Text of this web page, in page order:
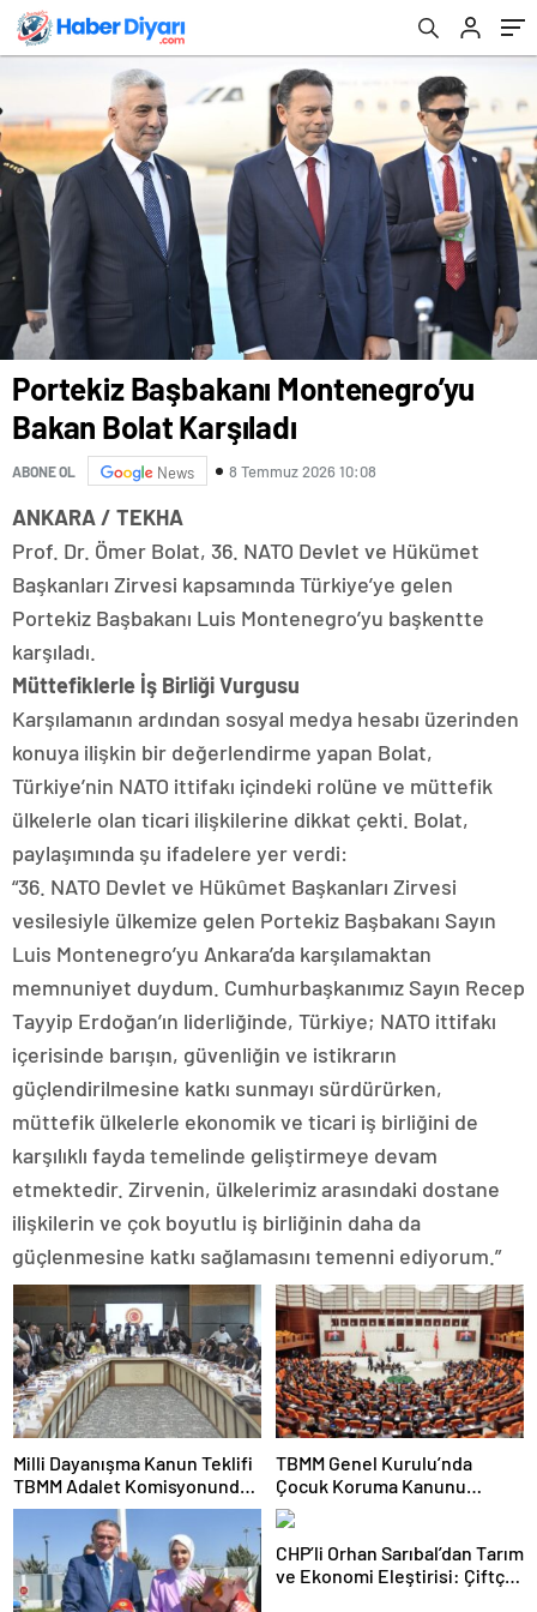
Portekiz Başbakanı Montenegro’yu
Bakan Bolat Karşıladı
ABONE OL News 8 Temmuz 2026 10:08
ANKARA / TEKHA
Prof. Dr. Ömer Bolat, 36. NATO Devlet ve Hükümet
Başkanları Zirvesi kapsamında Türkiye’ye gelen
Portekiz Başbakanı Luis Montenegro’yu başkentte
karşıladı.
Müttefiklerle İş Birliği Vurgusu
Karşılamanın ardından sosyal medya hesabı üzerinden
konuya ilişkin bir değerlendirme yapan Bolat,
Türkiye’nin NATO ittifakı içindeki rolüne ve müttefik
ülkelerle olan ticari ilişkilerine dikkat çekti. Bolat,
paylaşımında şu ifadelere yer verdi:
“36. NATO Devlet ve Hükûmet Başkanları Zirvesi
vesilesiyle ülkemize gelen Portekiz Başbakanı Sayın
Luis Montenegro’yu Ankara’da karşılamaktan
memnuniyet duydum. Cumhurbaşkanımız Sayın Recep
Tayyip Erdoğan’ın liderliğinde, Türkiye; NATO ittifakı
içerisinde barışın, güvenliğin ve istikrarın
güçlendirilmesine katkı sunmayı sürdürürken,
müttefik ülkelerle ekonomik ve ticari iş birliğini de
karşılıklı fayda temelinde geliştirmeye devam
etmektedir. Zirvenin, ülkelerimiz arasındaki dostane
ilişkilerin ve çok boyutlu iş birliğinin daha da
güçlenmesine katkı sağlamasını temenni ediyorum.”
Milli Dayanışma Kanun Teklifi
TBMM Adalet Komisyonunda
kabul edildi
TBMM Genel Kurulu’nda
Çocuk Koruma Kanunu
teklifinde yeni maddeler
kabul edildi
CHP’li Orhan Sarıbal’dan Tarım
ve Ekonomi Eleştirisi: Çiftçi